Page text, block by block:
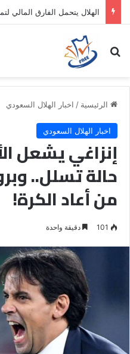
بحث عن
الرئيسية / اخبار الهلال السعودي
اخبار الهلال السعودي
إنزاغي يشعل
حالة تسلل..
من أعاد الكرة!
101 دقيقة واحدة